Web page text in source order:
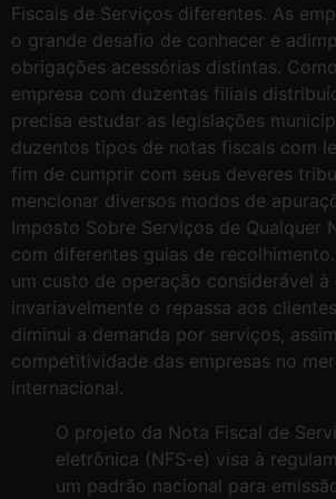
Fiscais de Serviços diferentes. As
o grande desafio de conhecer e
obrigações acessórias distintas.
empresa com duzentas filiais
precisa estudar as legislações
duzentos tipos de notas fiscais com
fim de cumprir com seus deveres
mencionar diversos modos de
Imposto Sobre Serviços de Qualquer
com diferentes guias de
um custo de operação considerável à
invariavelmente o repassa aos
diminui a demanda por serviços,
competitividade das empresas no
internacional.
O projeto da Nota Fiscal de
eletrônica (NFS-e) visa à
um padrão nacional para